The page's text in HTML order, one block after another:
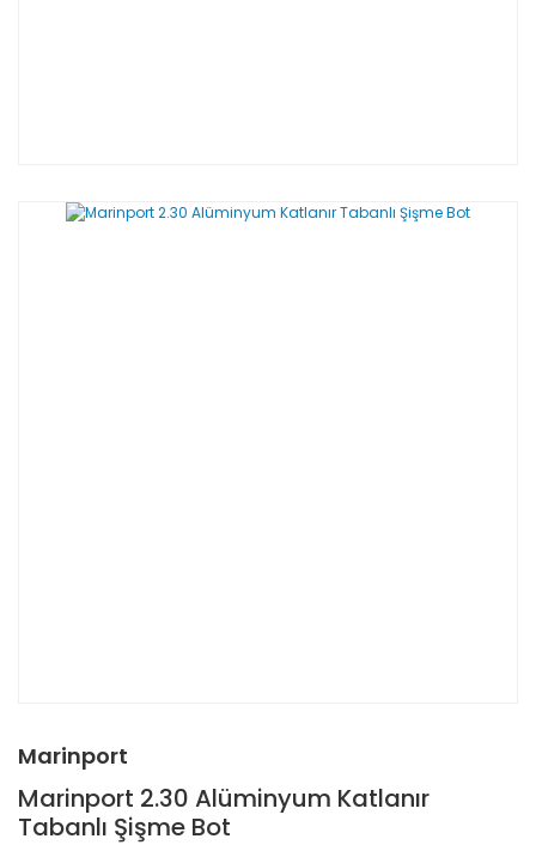
Marinport
Marinport 2.30 Alüminyum Katlanır
Tabanlı Şişme Bot